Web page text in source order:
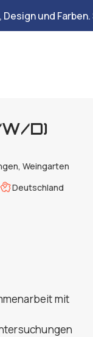
und
W/D)
Weingarten
Deutschland
mit